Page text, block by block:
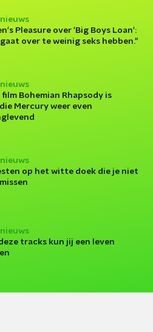
Pleasure over 'Big Boys Loan':
over te weinig seks hebben."
film Bohemian Rhapsody is
Mercury weer even
op het witte doek die je niet
tracks kun jij een leven